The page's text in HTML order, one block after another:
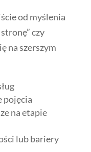
od myślenia
czy
na szerszym
pojęcia
na etapie
lub bariery